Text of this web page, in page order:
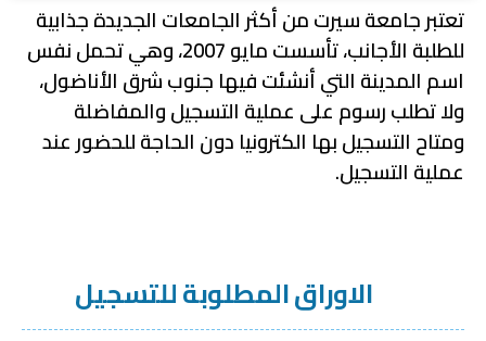
تعتبر جامعة سيرت من أكثر الجامعات الجديدة جذابية
للطلبة الأجانب، تأسست مايو 2007، وهي تحمل نفس
اسم المدينة التي أنشئت فيها جنوب شرق الأناضول،
ولا تطلب رسوم على عملية التسجيل والمفاضلة
ومتاح التسجيل بها الكترونيا دون الحاجة للحضور عند
عملية التسجيل.
الاوراق المطلوبة للتسجيل